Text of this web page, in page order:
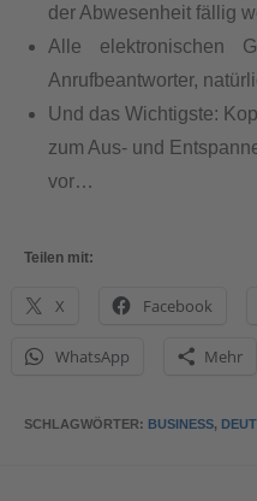
der Abwesenheit fällig
Alle elektronischen
Anrufbeantworter,
Und das Wichtigste:
zum Aus- und
vor…
Teilen mit:
X Facebook
WhatsApp Mehr
SCHLAGWÖRTER: BUSINESS,